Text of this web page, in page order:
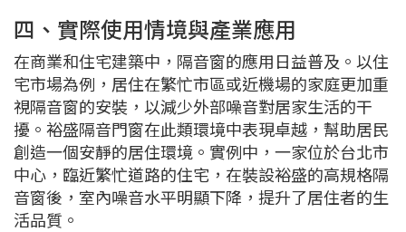
四、實際使用情境與產業應用
在商業和住宅建築中，隔音窗的應用日益普及。以住
宅市場為例，居住在繁忙市區或近機場的家庭更加重
視隔音窗的安裝，以減少外部噪音對居家生活的干
擾。裕盛隔音門窗在此類環境中表現卓越，幫助居民
創造一個安靜的居住環境。實例中，一家位於台北市
中心，臨近繁忙道路的住宅，在裝設裕盛的高規格隔
音窗後，室內噪音水平明顯下降，提升了居住者的生
活品質。